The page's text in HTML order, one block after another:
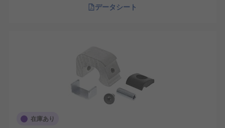
データシート
在庫あり